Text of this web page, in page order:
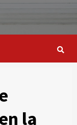
la